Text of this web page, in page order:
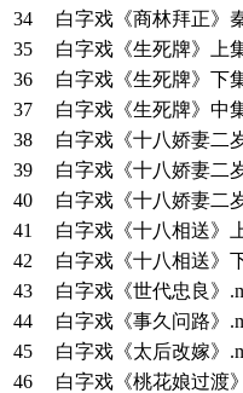
34
白字戏《商林拜正》
35
白字戏《生死牌》上
36
白字戏《生死牌》下
37
白字戏《生死牌》中
38
白字戏《十八娇妻二
39
白字戏《十八娇妻二
40
白字戏《十八娇妻二
41
白字戏《十八相送》
42
白字戏《十八相送》
43
白字戏《世代忠良》
44
白字戏《事久问路》
45
白字戏《太后改嫁》
46
白字戏《桃花娘过渡